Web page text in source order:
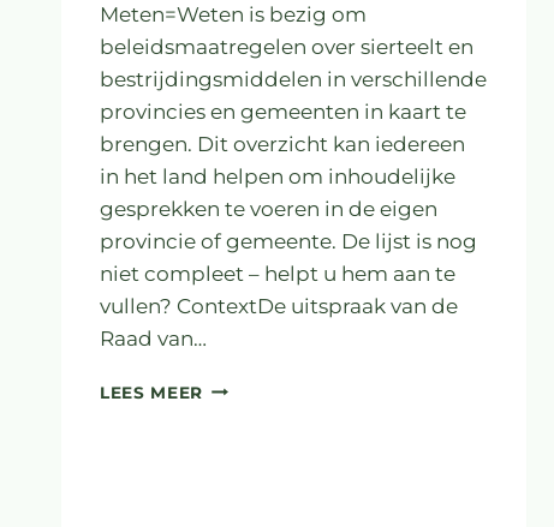
Meten=Weten is bezig om
beleidsmaatregelen over sierteelt en
bestrijdingsmiddelen in verschillende
provincies en gemeenten in kaart te
brengen. Dit overzicht kan iedereen
in het land helpen om inhoudelijke
gesprekken te voeren in de eigen
provincie of gemeente. De lijst is nog
niet compleet – helpt u hem aan te
vullen? ContextDe uitspraak van de
Raad van…
LEES MEER LANDELIJK